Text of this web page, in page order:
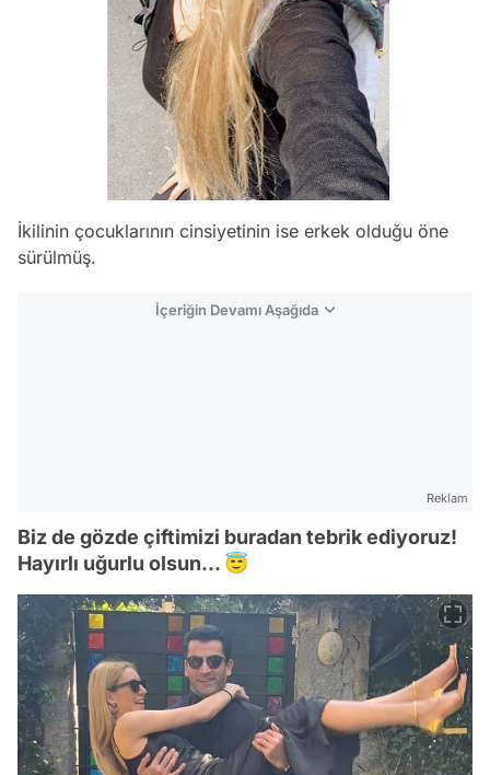
İkilinin çocuklarının cinsiyetinin ise erkek olduğu öne
sürülmüş.
İçeriğin Devamı Aşağıda
Reklam
Biz de gözde çiftimizi buradan tebrik ediyoruz!
Hayırlı uğurlu olsun... 😇